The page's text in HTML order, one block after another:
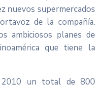
nuevos supermercados
de la compañía.
ambiciosos planes de
que tiene la
2010 un total de 800